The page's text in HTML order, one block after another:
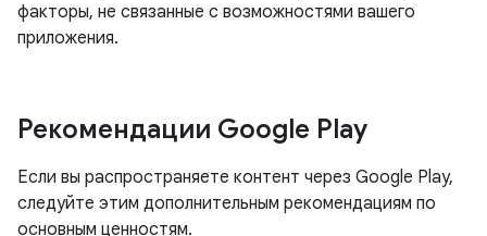
факторы, не связанные с возможностями вашего
приложения.
Рекомендации Google Play
Если вы распространяете контент через Google Play,
следуйте этим дополнительным рекомендациям по
основным ценностям.